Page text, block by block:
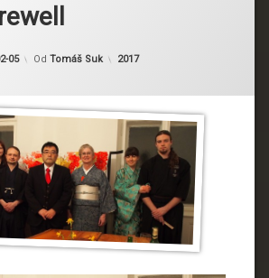
05 Od Tomáš Suk Kategorie:
2017